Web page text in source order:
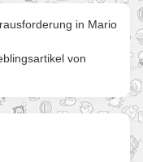
in Mario
von